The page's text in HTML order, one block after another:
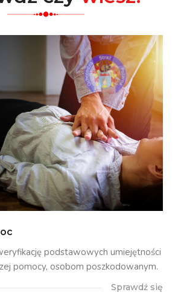
podstawowych umiejętności
pomocy, osobom poszkodowanym.
Sprawdź się